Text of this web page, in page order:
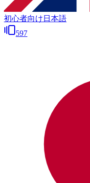
初心者向け日本語
597